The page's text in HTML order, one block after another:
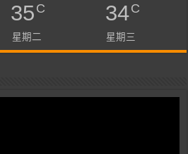
35C
星期二
34C
星期三